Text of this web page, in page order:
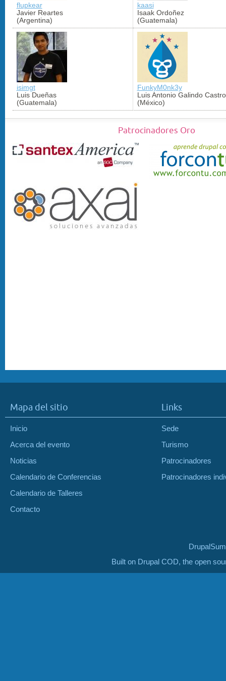
flupkear
Javier Reartes
(Argentina)
kaasi
Isaak Ordoñez
(Guatemala)
isimgt
Luis Dueñas
(Guatemala)
FunkyM0nk3y
Luis Antonio Galindo Castro
(México)
Patrocinadores Oro
Mapa del sitio
Inicio
Acerca del evento
Noticias
Calendario de Conferencias
Calendario de Talleres
Contacto
Links
Sede
Turismo
Patrocinadores
Patrocinadores
Built on Drupal COD, the open